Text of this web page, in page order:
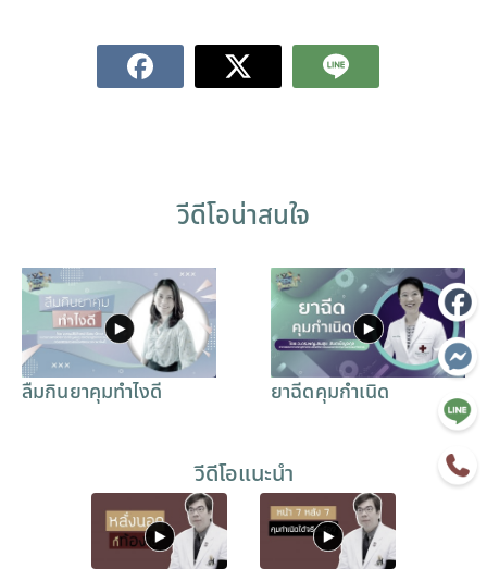
วีดีโอน่าสนใจ
ลืมกินยาคุมทำไงดี ยาฉีดคุมกำเนิด
วีดีโอแนะนำ